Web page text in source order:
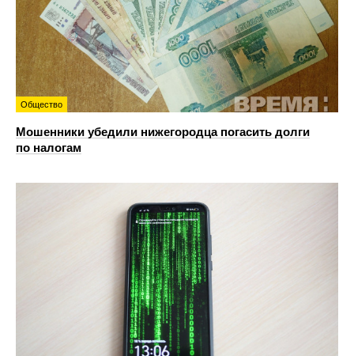
Общество
Мошенники убедили нижегородца погасить долги
по налогам